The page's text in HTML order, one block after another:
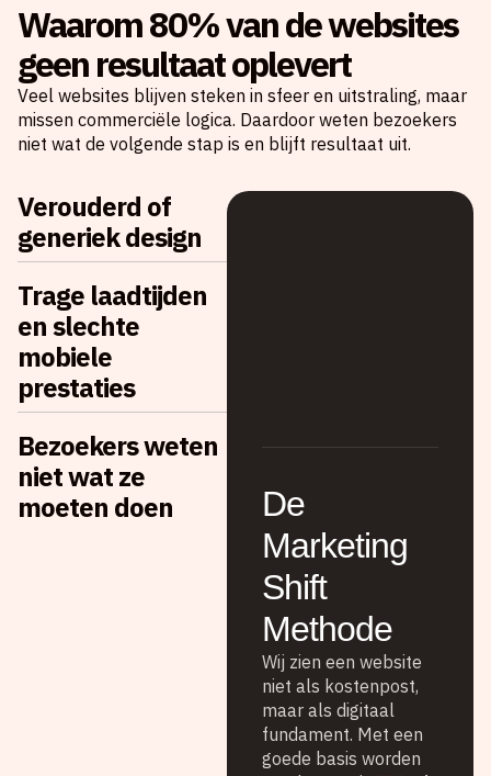
Waarom 80% van de websites
geen resultaat oplevert
Veel websites blijven steken in sfeer en uitstraling, maar
missen commerciële logica. Daardoor weten bezoekers
niet wat de volgende stap is en blijft resultaat uit.
Verouderd of
generiek design
Trage laadtijden
en slechte
mobiele
prestaties
Bezoekers weten
niet wat ze
moeten doen
De
Marketing
Shift
Methode
Wij zien een website
niet als kostenpost,
maar als digitaal
fundament. Met een
goede basis worden